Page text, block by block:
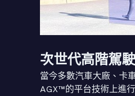
次世代高階駕
當今多數汽車大廠、卡
AGX™的平台技術上進